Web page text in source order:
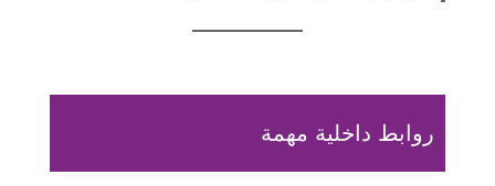
روابط داخلية مهمة